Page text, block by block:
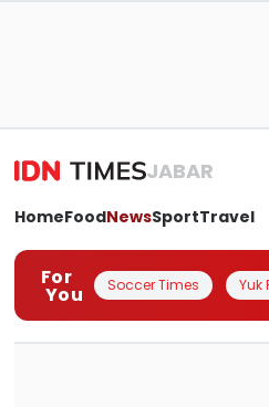
JABAR
HomeFoodNewsSportTravel
For
You Soccer Times Yuk